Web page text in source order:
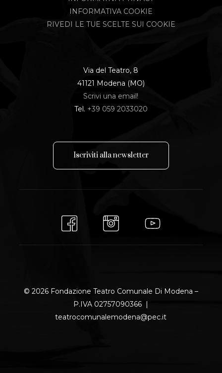
INFORMATIVA COOKIE
RIVEDI LE TUE SCELTE SUI COOKIE
Via del Teatro, 8
41121 Modena (MO)
Scrivi una email!
Tel. +39 059 2033020
Iscriviti allanewsletter
© 2026 Fondazione Teatro Comunale Di Modena –
P.IVA 02757090366 |
teatrocomunalemodena@pec.it